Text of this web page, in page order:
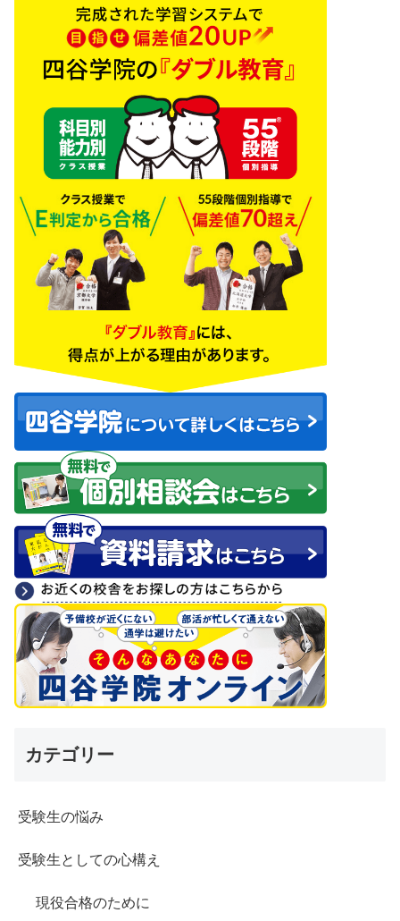
カテゴリー
受験生の悩み
受験生としての心構え
現役合格のために